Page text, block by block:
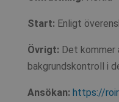
Start: Enligt
Övrigt: Det kommer
bakgrundskontroll i
Ansökan: https://